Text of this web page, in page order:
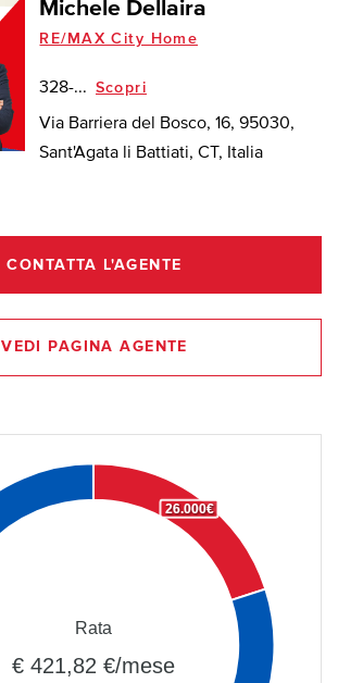
Michele Dellaira
RE/MAX City Home
328-... Scopri
Via Barriera del Bosco, 16, 95030,
Sant'Agata li Battiati, CT, Italia
CONTATTA L'AGENTE
VEDI PAGINA AGENTE
26.000€
Rata
€ 421,82 €/mese